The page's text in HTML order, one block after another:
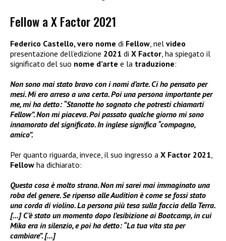
Fellow a X Factor 2021
Federico Castello, vero nome di Fellow , nel video
presentazione dell’edizione 2021 di X Factor , ha spiegato il
significato del suo nome d’arte e la traduzione:
Non sono mai stato bravo con i nomi d’arte. Ci ho pensato per
mesi. Mi ero arreso a una certa. Poi una persona importante per
me, mi ha detto: “Stanotte ho sognato che potresti chiamarti
Fellow”. Non mi piaceva. Poi passato qualche giorno mi sono
innamorato del significato. In inglese significa “compagno,
amico”.
Per quanto riguarda, invece, il suo ingresso a X Factor 2021
Fellow ha dichiarato:
Questa cosa è molto strana. Non mi sarei mai immaginato una
roba del genere. Se ripenso alle Audition è come se fossi stato
una corda di violino. La persona più tesa sulla faccia della Terra.
[…] C’è stato un momento dopo l’esibizione ai Bootcamp, in cui
Mika era in silenzio, e poi ha detto: “La tua vita sta per
cambiare”. […]